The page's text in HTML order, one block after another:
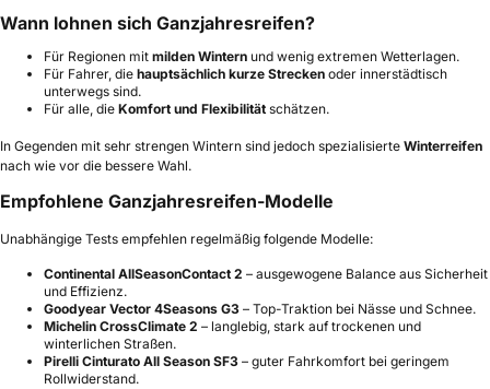
Wann lohnen sich Ganzjahresreifen?
Für Regionen mit milden Wintern und wenig extremen Wetterlagen.
Für Fahrer, die hauptsächlich kurze Strecken oder innerstädtisch
unterwegs sind.
Für alle, die Komfort und Flexibilität schätzen.
In Gegenden mit sehr strengen Wintern sind jedoch spezialisierte Winterreifen
nach wie vor die bessere Wahl.
Empfohlene Ganzjahresreifen-Modelle
Unabhängige Tests empfehlen regelmäßig folgende Modelle:
Continental AllSeasonContact 2 – ausgewogene Balance aus Sicherheit
und Effizienz.
Goodyear Vector 4Seasons G3 – Top-Traktion bei Nässe und Schnee.
Michelin CrossClimate 2 – langlebig, stark auf trockenen und
winterlichen Straßen.
Pirelli Cinturato All Season SF3 – guter Fahrkomfort bei geringem
Rollwiderstand.